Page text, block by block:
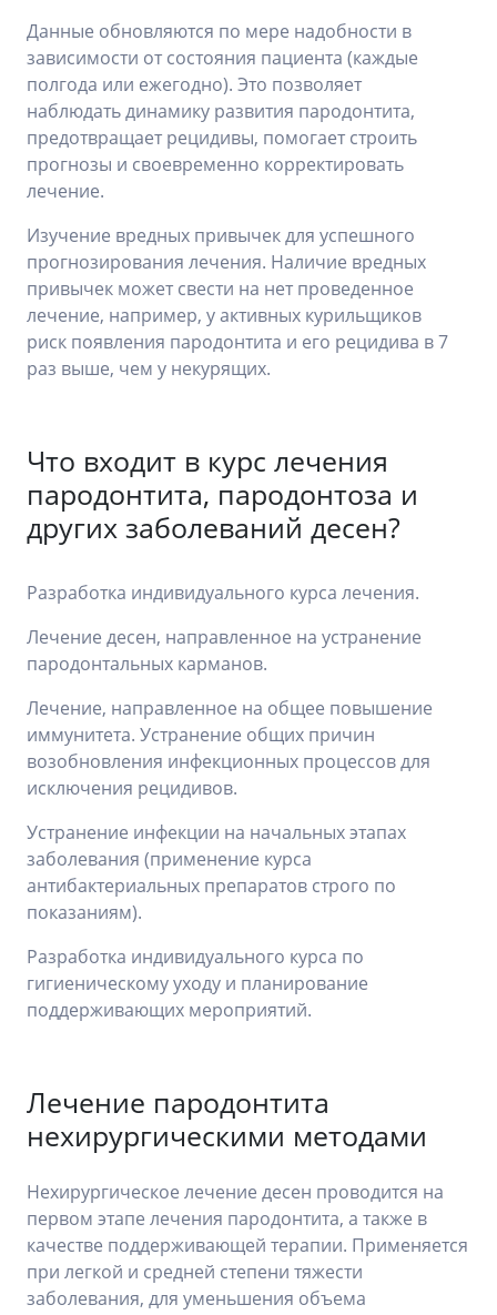
Данные обновляются по мере надобности в
зависимости от состояния пациента (каждые
полгода или ежегодно). Это позволяет
наблюдать динамику развития пародонтита,
предотвращает рецидивы, помогает строить
прогнозы и своевременно корректировать
лечение.
Изучение вредных привычек для успешного
прогнозирования лечения. Наличие вредных
привычек может свести на нет проведенное
лечение, например, у активных курильщиков
риск появления пародонтита и его рецидива в 7
раз выше, чем у некурящих.
Что входит в курс лечения
пародонтита, пародонтоза и
других заболеваний десен?
Разработка индивидуального курса лечения.
Лечение десен, направленное на устранение
пародонтальных карманов.
Лечение, направленное на общее повышение
иммунитета. Устранение общих причин
возобновления инфекционных процессов для
исключения рецидивов.
Устранение инфекции на начальных этапах
заболевания (применение курса
антибактериальных препаратов строго по
показаниям).
Разработка индивидуального курса по
гигиеническому уходу и планирование
поддерживающих мероприятий.
Лечение пародонтита
нехирургическими методами
Нехирургическое лечение десен проводится на
первом этапе лечения пародонтита, а также в
качестве поддерживающей терапии. Применяется
при легкой и средней степени тяжести
заболевания, для уменьшения объема